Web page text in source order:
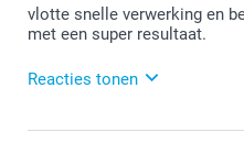
vlotte snelle verwerking en
met een super resultaat.
Reacties tonen
14-10-2024